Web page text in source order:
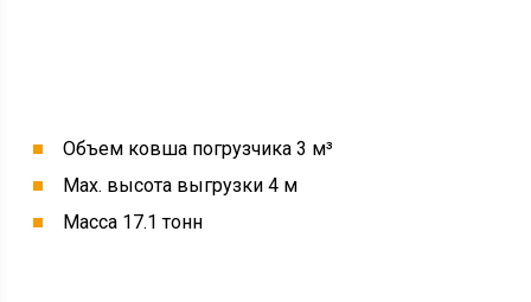
Объем ковша погрузчика 3 м³
Max. высота выгрузки 4 м
Масса 17.1 тонн